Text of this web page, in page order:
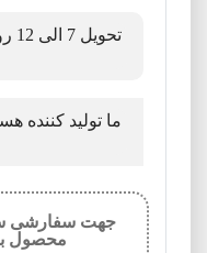
تحویل 7 الی 12 روز کاری
ما تولید کننده
جهت سفارشی
محصول